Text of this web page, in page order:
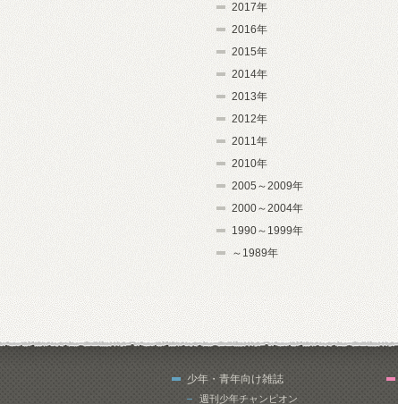
2017年
2016年
2015年
2014年
2013年
2012年
2011年
2010年
2005～2009年
2000～2004年
1990～1999年
～1989年
少年・青年向け雑誌
週刊少年チャンピオン